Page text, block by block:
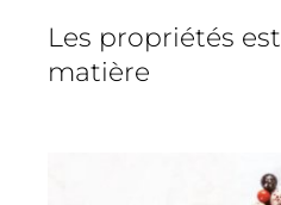
Les propriétés
matière